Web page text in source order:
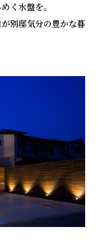
く水盤を。
別邸気分の豊かな暮